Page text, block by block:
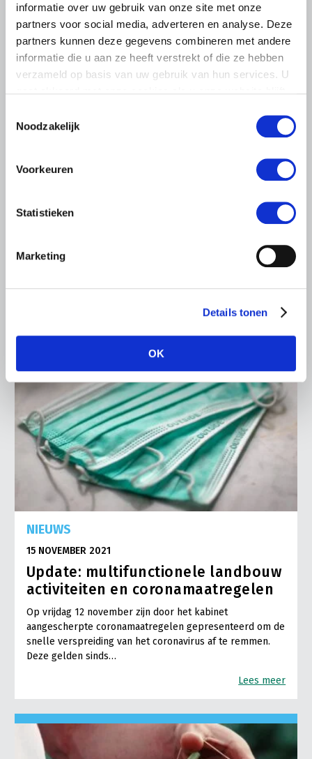
informatie over uw gebruik van onze site met onze
partners voor social media, adverteren en analyse. Deze
partners kunnen deze gegevens combineren met andere
informatie die u aan ze heeft verstrekt of die ze hebben
verzameld op basis van uw gebruik van hun services. U
Noodzakelijk
Voorkeuren
Statistieken
Marketing
Details tonen
OK
6 DECEMBER 2021
en tuinbouw toegankelijk,
verbetering blijft nodig
Afgelopen week heeft het kabinet de coronamaatregelen
aangescherpt en tevens het coronasteunpakket flink
Lees meer
NIEUWS
15 NOVEMBER 2021
Update: multifunctionele landbouw
activiteiten en coronamaatregelen
Op vrijdag 12 november zijn door het kabinet
aangescherpte coronamaatregelen gepresenteerd om de
snelle verspreiding van het coronavirus af te remmen.
Deze gelden sinds…
Lees meer